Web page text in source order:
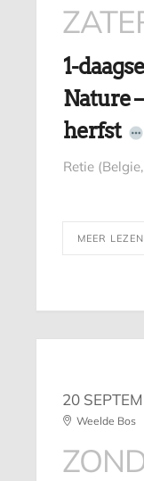
1-
Nature
herfst
Retie
MEER LEZEN
20
Weelde Bos